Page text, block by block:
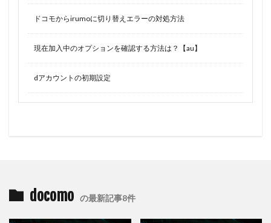
ドコモからirumoに切り替えエラーの対処方法
現在加入中のオプションを確認する方法は？【au】
dアカウントの初期設定
docomo の最新記事8件